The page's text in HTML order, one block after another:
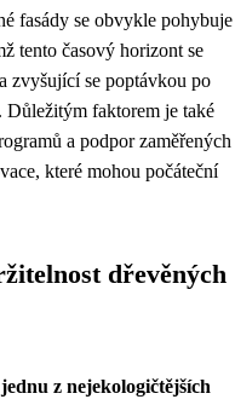
fasády se obvykle pohybuje
tento časový horizont se
zvyšující se poptávkou po
Důležitým faktorem je také
a podpor zaměřených
které mohou počáteční
dřevěných
jednu z nejekologičtějších